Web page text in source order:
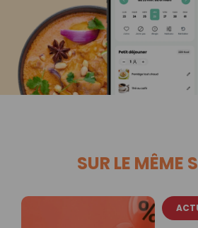
SUR LE MÊME